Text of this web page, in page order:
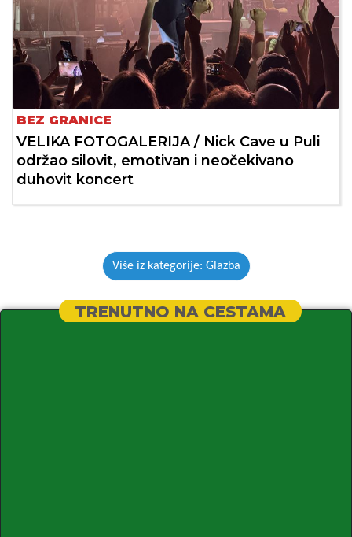
BEZ GRANICE
VELIKA FOTOGALERIJA / Nick Cave u Puli
održao silovit, emotivan i neočekivano
duhovit koncert
Više iz kategorije: Glazba
TRENUTNO NA CESTAMA